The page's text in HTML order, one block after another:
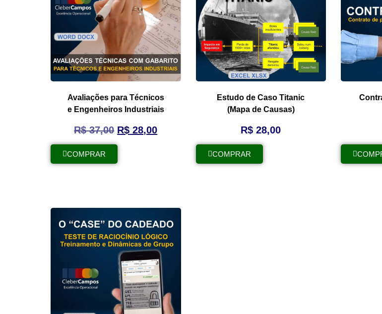
Avaliações para Técnicos
e Engenheiros Industriais
R$37,00 R$ 28,00
COMPRAR
Estudo de Caso Titanic
(Mapa de Causas)
R$ 28,00
COMPRAR